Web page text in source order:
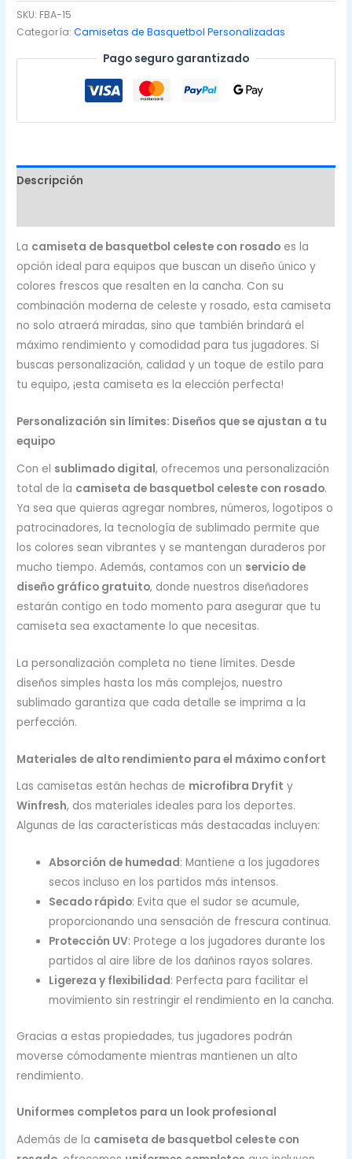
Basquetbol
Celeste
SKU: FBA-15
Categoría:Camisetas de Basquetbol Personalizadas
Pago seguro garantizado
Descripción
La camiseta de basquetbol celeste con rosado es la
opción ideal para equipos que buscan un diseño único y
colores frescos que resalten en la cancha. Con su
combinación moderna de celeste y rosado, esta camiseta
no solo atraerá miradas, sino que también brindará el
máximo rendimiento y comodidad para tus jugadores. Si
buscas personalización, calidad y un toque de estilo para
tu equipo, ¡esta camiseta es la elección perfecta!
Personalización sin límites: Diseños que se ajustan a tu
equipo
Con el sublimado digital, ofrecemos una personalización
total de la camiseta de basquetbol celeste con rosado.
Ya sea que quieras agregar nombres, números, logotipos o
patrocinadores, la tecnología de sublimado permite que
los colores sean vibrantes y se mantengan duraderos por
mucho tiempo. Además, contamos con un servicio de
diseño gráfico gratuito, donde nuestros diseñadores
estarán contigo en todo momento para asegurar que tu
camiseta sea exactamente lo que necesitas.
La personalización completa no tiene límites. Desde
diseños simples hasta los más complejos, nuestro
sublimado garantiza que cada detalle se imprima a la
perfección.
Materiales de alto rendimiento para el máximo confort
Las camisetas están hechas de microfibra Dryfit y
Winfresh, dos materiales ideales para los deportes.
Algunas de las características más destacadas incluyen:
Absorción de humedad: Mantiene a los jugadores
secos incluso en los partidos más intensos.
Secado rápido: Evita que el sudor se acumule,
proporcionando una sensación de frescura continua.
Protección UV: Protege a los jugadores durante los
partidos al aire libre de los dañinos rayos solares.
Ligereza y flexibilidad: Perfecta para facilitar el
movimiento sin restringir el rendimiento en la cancha.
Gracias a estas propiedades, tus jugadores podrán
moverse cómodamente mientras mantienen un alto
rendimiento.
Uniformes completos para un look profesional
Además de la camiseta de basquetbol celeste con